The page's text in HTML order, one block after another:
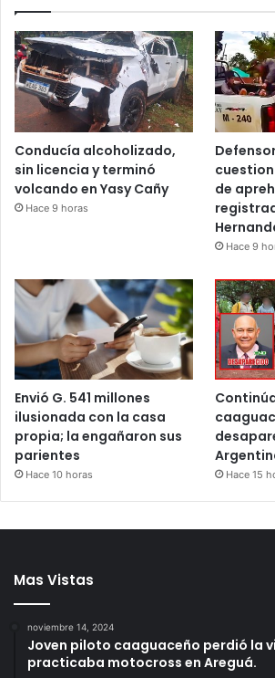
Conducía alcoholizado,
sin licencia y terminó
volcando en Yasy Cañy
Hace 9 horas
de
Hace 9
Envió G. 541 millones
ilusionada con la casa
propia; la engañaron sus
parientes
Hace 10 horas Hace 15
Mas Vistas
noviembre 14, 2024
Joven piloto caaguaceño perdió la
practicaba motocross en Areguá.